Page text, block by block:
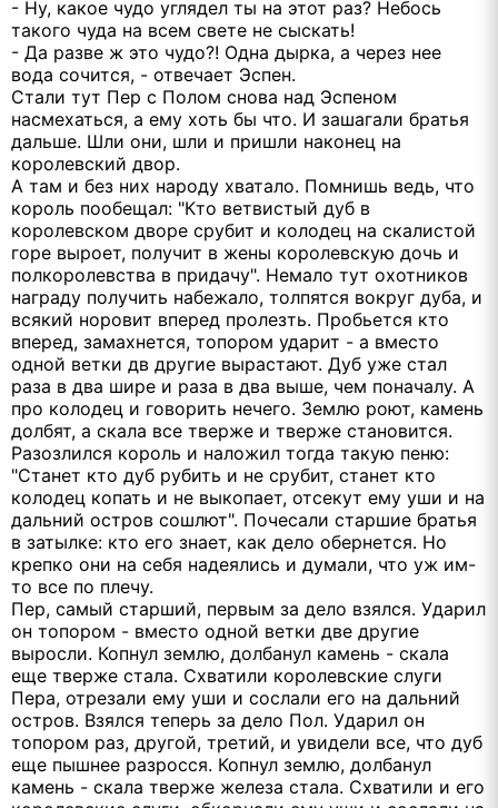
- Ну, какое чудо углядел ты на этот раз? Небось
такого чуда на всем свете не сыскать!
- Да разве ж это чудо?! Одна дырка, а через нее
вода сочится, - отвечает Эспен.
Стали тут Пер с Полом снова над Эспеном
насмехаться, а ему хоть бы что. И зашагали братья
дальше. Шли они, шли и пришли наконец на
королевский двор.
А там и без них народу хватало. Помнишь ведь, что
король пообещал: "Кто ветвистый дуб в
королевском дворе срубит и колодец на скалистой
горе выроет, получит в жены королевскую дочь и
полкоролевства в придачу". Немало тут охотников
награду получить набежало, толпятся вокруг дуба, и
всякий норовит вперед пролезть. Пробьется кто
вперед, замахнется, топором ударит - а вместо
одной ветки дв другие вырастают. Дуб уже стал
раза в два шире и раза в два выше, чем поначалу. А
про колодец и говорить нечего. Землю роют, камень
долбят, а скала все тверже и тверже становится.
Разозлился король и наложил тогда такую пеню:
"Станет кто дуб рубить и не срубит, станет кто
колодец копать и не выкопает, отсекут ему уши и на
дальний остров сошлют". Почесали старшие братья
в затылке: кто его знает, как дело обернется. Но
крепко они на себя надеялись и думали, что уж им-
то все по плечу.
Пер, самый старший, первым за дело взялся. Ударил
он топором - вместо одной ветки две другие
выросли. Копнул землю, долбанул камень - скала
еще тверже стала. Схватили королевские слуги
Пера, отрезали ему уши и сослали его на дальний
остров. Взялся теперь за дело Пол. Ударил он
топором раз, другой, третий, и увидели все, что дуб
еще пышнее разросся. Копнул землю, долбанул
камень - скала тверже железа стала. Схватили и его